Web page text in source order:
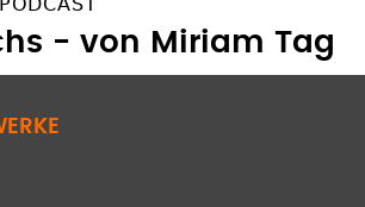
- von Miriam Tag